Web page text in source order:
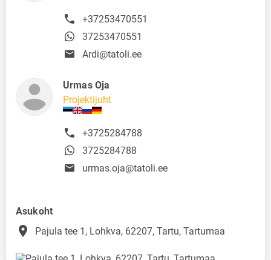
+37253470551
37253470551
Ardi@tatoli.ee
Urmas Oja
Projektijuht
+3725284788
3725284788
urmas.oja@tatoli.ee
Asukoht
place Pajula tee 1, Lohkva, 62207, Tartu, Tartumaa